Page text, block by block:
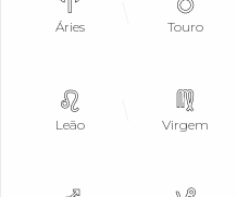
Áries Touro
Leão Virgem